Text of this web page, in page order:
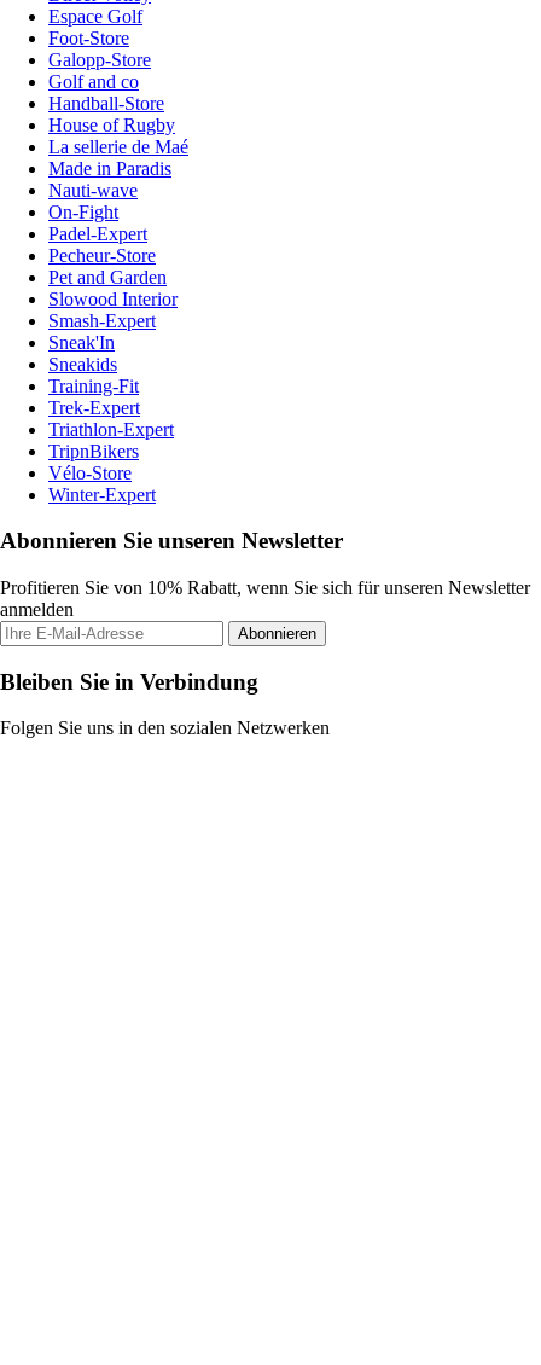
Espace Golf
Foot-Store
Galopp-Store
Golf and co
Handball-Store
House of Rugby
La sellerie de Maé
Made in Paradis
Nauti-wave
On-Fight
Padel-Expert
Pecheur-Store
Pet and Garden
Slowood Interior
Smash-Expert
Sneak'In
Sneakids
Training-Fit
Trek-Expert
Triathlon-Expert
TripnBikers
Vélo-Store
Winter-Expert
Abonnieren Sie unseren Newsletter
Profitieren Sie von 10% Rabatt, wenn Sie sich für unseren Newsletter
anmelden
Abonnieren
Bleiben Sie in Verbindung
Folgen Sie uns in den sozialen Netzwerken